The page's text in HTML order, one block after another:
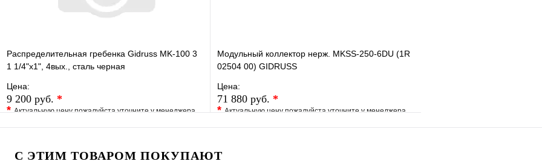
Распределительная гребенка Gidruss MK-100 3
1 1/4"х1", 4вых., сталь черная
Цена:
9 200 руб. *
*Актуальную цену пожалуйста уточните у менеджера
В избранное Сравнение
Модульный коллектор нерж. MKSS-250-6DU (1R
02504 00) GIDRUSS
Цена:
71 880 руб. *
*Актуальную цену пожалуйста уточните у менеджера
В избранное Сравнение
С ЭТИМ ТОВАРОМ ПОКУПАЮТ